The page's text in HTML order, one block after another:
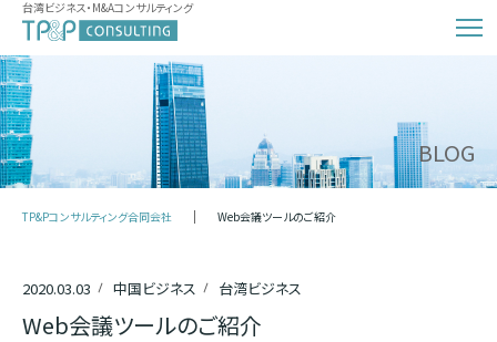
台湾ビジネス・M&Aコンサルティング
BLOG
TP&Pコンサルティング合同会社 Web会議ツールのご紹介
2020.03.03 中国ビジネス 台湾ビジネス
Web会議ツールのご紹介